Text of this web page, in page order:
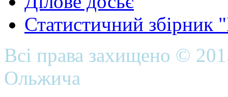
Статистичний
Всі права захищено ©
Ольжича